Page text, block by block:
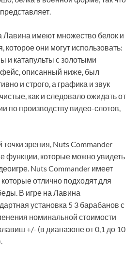
имеют множество белок и
которое они могут использовать:
и катапульты с золотыми
описанный ниже, был
и строго, а графика и звук
как и следовало ожидать от
по производству видео-слотов,
зрения, Nuts Commander
функции, которые можно увидеть
Nuts Commander имеет
отлично подходят для
В игре на Лавина
установка 5 3 барабанов с
номинальной стоимости
+/- (в диапазоне от 0,1 до 10